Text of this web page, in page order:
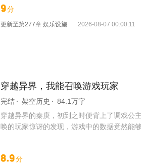
9分
更新至第277章 娱乐设施 2026-08-07 00:00:11
穿越异界，我能召唤游戏玩家
完结 架空历史
84.1万字
穿越异界的秦庚，初到之时便背上了调戏公
唤的玩家惊讶的发现，游戏中的数据竟然能
8.9分